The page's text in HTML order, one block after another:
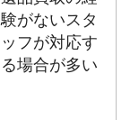
験がないスタ
ッフが対応す
る場合が多い